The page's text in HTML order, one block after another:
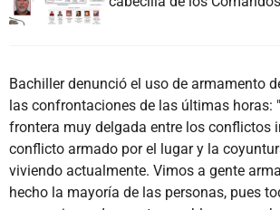
Bachiller denunció el uso de armamento
las confrontaciones de las últimas horas:
frontera muy delgada entre los conflictos
conflicto armado por el lugar y la
viviendo actualmente. Vimos a gente
hecho la mayoría de las personas, pues